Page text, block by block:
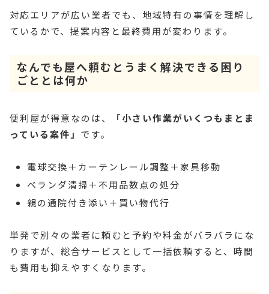
対応エリアが広い業者でも、地域特有の事情を理解し
ているかで、提案内容と最終費用が変わります。
なんでも屋へ頼むとうまく解決できる困り
ごととは何か
便利屋が得意なのは、
「小さい作業がいくつもまとま
っている案件」 です。
電球交換＋カーテンレール調整＋家具移動
ベランダ清掃＋不用品数点の処分
親の通院付き添い＋買い物代行
単発で別々の業者に頼むと予約や料金がバラバラにな
りますが、総合サービスとして一括依頼すると、時間
も費用も抑えやすくなります。